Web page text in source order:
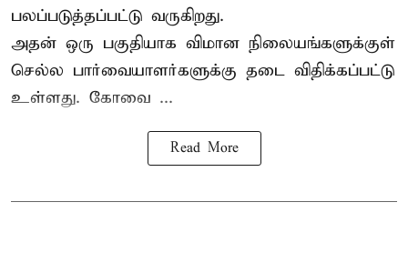
பலப்படுத்தப்பட்டு வருகிறது.
அதன் ஒரு பகுதியாக விமான நிலையங்களுக்குள்
செல்ல பார்வையாளர்களுக்கு தடை விதிக்கப்பட்டு
உள்ளது. கோவை ...
Read More